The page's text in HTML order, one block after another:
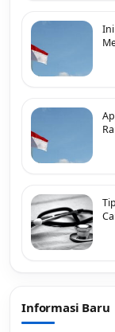
Informasi Baru